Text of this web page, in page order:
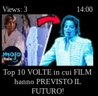
Top 10 VOLTE in cui FILM
hanno PREVISTO IL
FUTURO!
14:00
Views: 3